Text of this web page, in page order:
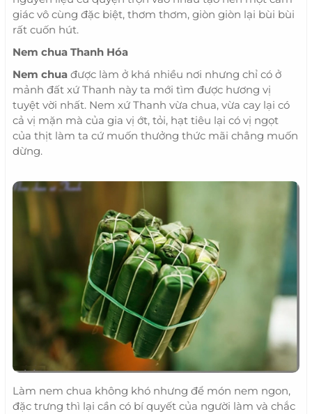
giác vô cùng đặc biệt, thơm thơm, giòn giòn lại bùi bùi
rất cuốn hút.
Nem chua Thanh Hóa
Nem chua được làm ở khá nhiều nơi nhưng chỉ có ở
mảnh đất xứ Thanh này ta mới tìm được hương vị
tuyệt vời nhất. Nem xứ Thanh vừa chua, vừa cay lại có
cả vị mặn mà của gia vị ớt, tỏi, hạt tiêu lại có vị ngọt
của thịt làm ta cứ muốn thưởng thức mãi chẳng muốn
dừng.
Làm nem chua không khó nhưng để món nem ngon,
đặc trưng thì lại cần có bí quyết của người làm và chắc